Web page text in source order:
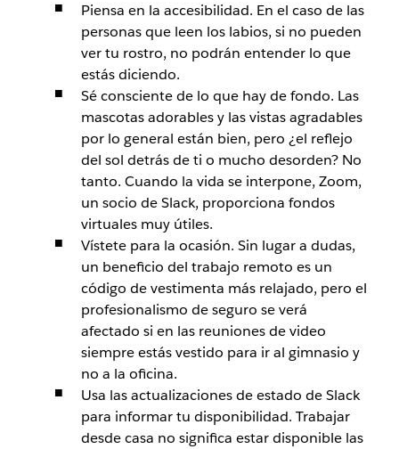
Piensa en la accesibilidad. En el caso de las
personas que leen los labios, si no pueden
ver tu rostro, no podrán entender lo que
estás diciendo.
Sé consciente de lo que hay de fondo. Las
mascotas adorables y las vistas agradables
por lo general están bien, pero ¿el reflejo
del sol detrás de ti o mucho desorden? No
tanto. Cuando la vida se interpone, Zoom,
un socio de Slack, proporciona fondos
virtuales muy útiles.
Vístete para la ocasión. Sin lugar a dudas,
un beneficio del trabajo remoto es un
código de vestimenta más relajado, pero el
profesionalismo de seguro se verá
afectado si en las reuniones de video
siempre estás vestido para ir al gimnasio y
no a la oficina.
Usa las actualizaciones de estado de Slack
para informar tu disponibilidad. Trabajar
desde casa no significa estar disponible las